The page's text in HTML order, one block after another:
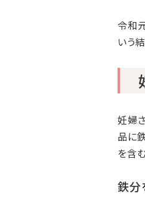
令和
いう
妊婦
品に
を含
鉄分